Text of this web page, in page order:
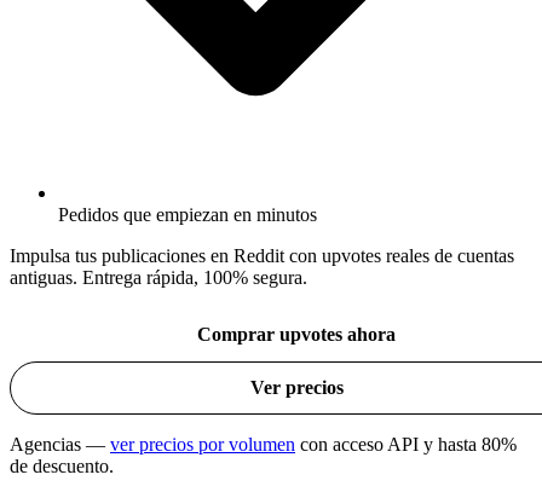
Pedidos que empiezan en minutos
Impulsa tus publicaciones en Reddit con upvotes reales de cuentas
antiguas. Entrega rápida, 100% segura.
Comprar upvotes ahora
Ver precios
Agencias — ver precios por volumen con acceso API y hasta 80%
de descuento.